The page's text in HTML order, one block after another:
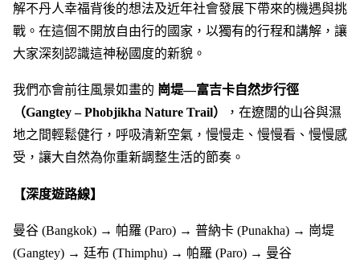
解不丹人幸福背後的想法及近年社會發展下帶來的機遇與挑
戰。在這個不開放自由行的國家，以獨有的行程和講解，讓
大家深刻認識這神秘國度的新貌。
我們亦會前往風景如畫的 崗堤—富吉卡自然步行徑
（Gangtey – Phobjikha Nature Trail）
，在遼闊的山谷與濕
地之間輕鬆健行，呼吸清新空氣，慢慢走、慢慢看、慢慢感
受，讓大自然為你重新調整生活的節奏。
【深度遊路線】
曼谷 (Bangkok) → 帕羅 (Paro) → 普納卡 (Punakha) → 崗堤
(Gangtey) → 廷布 (Thimphu) → 帕羅 (Paro) → 曼谷